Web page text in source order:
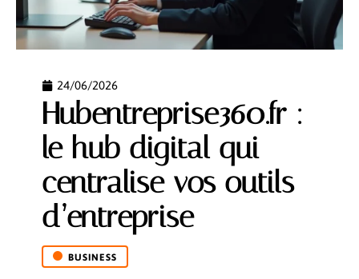
24/06/2026
Hubentreprise360.fr :
le hub digital qui
centralise vos outils
d’entreprise
BUSINESS